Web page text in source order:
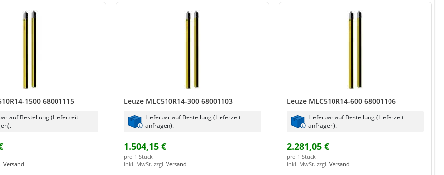
1500 68001115
auf Bestellung (Lieferzeit
Versand
Leuze MLC510R14-300 68001103
Lieferbar auf Bestellung (Lieferzeit
anfragen).
1.504,15 €
pro 1 Stück
inkl. MwSt. zzgl. Versand
Leuze MLC510R14-600 68001106
Lieferbar auf Bestellung (Lieferzeit
anfragen).
2.281,05 €
pro 1 Stück
inkl. MwSt. zzgl. Versand